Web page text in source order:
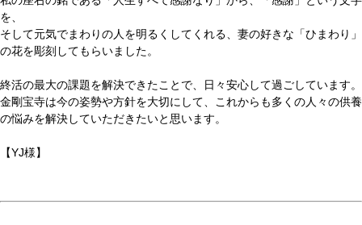
を、
そして元気でまわりの人を明るくしてくれる、妻の好きな「ひまわり」
の花を彫刻してもらいました。
終活の最大の課題を解決できたことで、日々安心して過ごしています。
金剛宝寺は今の姿勢や方針を大切にして、これからも多くの人々の供養
の悩みを解決していただきたいと思います。
【YJ様】